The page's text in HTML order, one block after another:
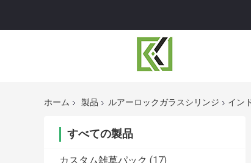
ホーム 製品 ルアーロックガラスシリンジ イン
すべての製品
カスタム雑草パック (17)